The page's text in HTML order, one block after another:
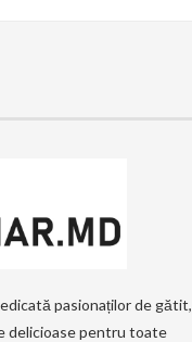
pasionaților de gătit,
delicioase pentru toate